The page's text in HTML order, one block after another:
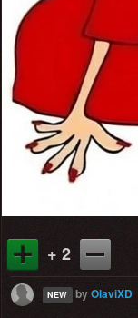
+ 2
NEW byOlaviXD